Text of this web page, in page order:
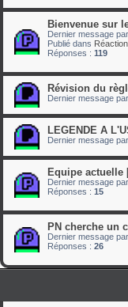
Bienvenue sur
Dernier message par
Publié dans
Réponses : 119
Révision du
Dernier message par
LEGENDE A
Dernier message par
Equipe actuelle
Dernier message par
Réponses : 15
PN cherche un
Dernier message par
Réponses : 26